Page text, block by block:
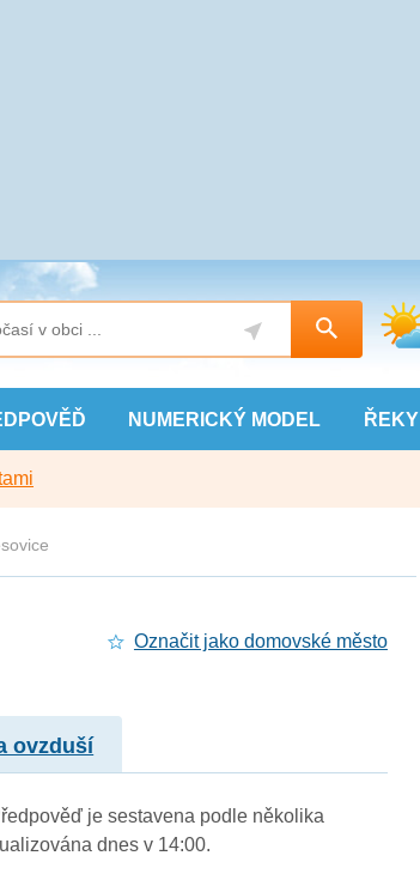
NUMERICKÝ MODEL ŘEKY
Označit jako domovské město
ovzduší
je sestavena podle několika
dnes v 14:00.